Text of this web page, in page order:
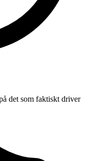
det som faktiskt driver